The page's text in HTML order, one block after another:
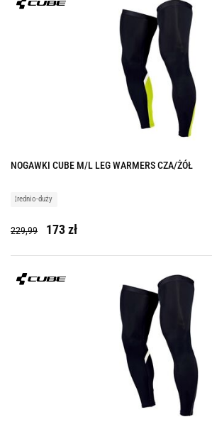
NOGAWKI CUBE M/L LEG WARMERS CZA/ŻÓŁ
¦rednio-duży
229,99 173 zł